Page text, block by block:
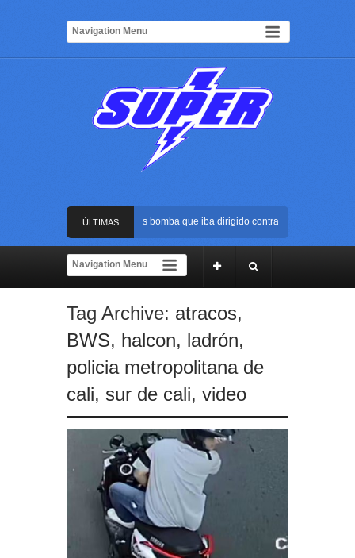
ÚLTIMAS
NOTICIAS
Frustran atentado con bus bomba que iba dirigido contra Cali durante la
La Arena USC será el escenario de la posesión presidencial de Abelardo
Rápida reacción policial evitó que presunto agresor escapara tras atacar a
Frustran atentado con bus bomba que iba dirigido contra Cali durante la
Tag Archive: atracos,
BWS, halcon, ladrón,
policia metropolitana de
cali, sur de cali, video